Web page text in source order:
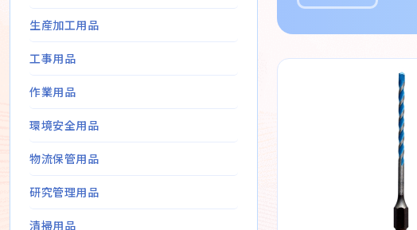
生産加工用品
工事用品
作業用品
環境安全用品
物流保管用品
研究管理用品
清掃用品